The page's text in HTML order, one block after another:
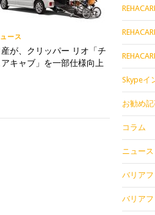
ース
産が、クリッパー リオ「チ
アキャブ」を一部仕様向上
Skypeイ
お勧め
コラム
ニュース
バリア
バリア